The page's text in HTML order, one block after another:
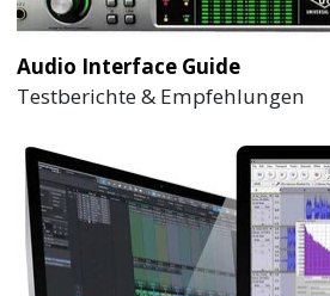
Audio Interface Guide
Testberichte & Empfehlungen